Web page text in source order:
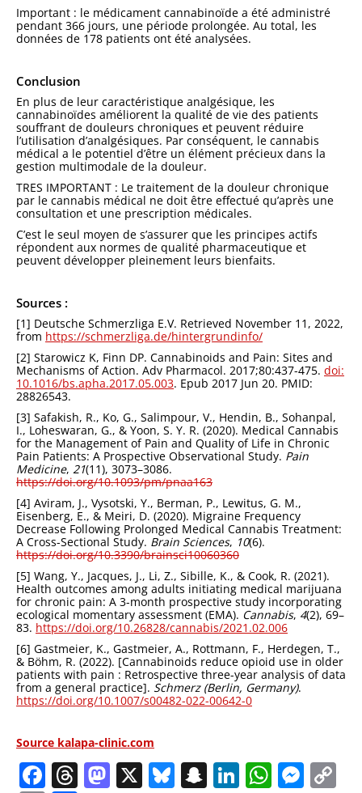
Important : le médicament cannabinoïde a été administré
pendant 366 jours, une période prolongée. Au total, les
données de 178 patients ont été analysées.
Conclusion
En plus de leur caractéristique analgésique, les
cannabinoïdes améliorent la qualité de vie des patients
souffrant de douleurs chroniques et peuvent réduire
l’utilisation d’analgésiques. Par conséquent, le cannabis
médical a le potentiel d’être un élément précieux dans la
gestion multimodale de la douleur.
TRES IMPORTANT : Le traitement de la douleur chronique
par le cannabis médical ne doit être effectué qu’après une
consultation et une prescription médicales.
C’est le seul moyen de s’assurer que les principes actifs
répondent aux normes de qualité pharmaceutique et
peuvent développer pleinement leurs bienfaits.
Sources :
[1] Deutsche Schmerzliga E.V. Retrieved November 11, 2022,
from https://schmerzliga.de/hintergrundinfo/
[2] Starowicz K, Finn DP. Cannabinoids and Pain: Sites and
Mechanisms of Action. Adv Pharmacol. 2017;80:437-475. doi:
10.1016/bs.apha.2017.05.003. Epub 2017 Jun 20. PMID:
28826543.
[3] Safakish, R., Ko, G., Salimpour, V., Hendin, B., Sohanpal,
I., Loheswaran, G., & Yoon, S. Y. R. (2020). Medical Cannabis
for the Management of Pain and Quality of Life in Chronic
Pain Patients: A Prospective Observational Study. Pain
Medicine, 21(11), 3073–3086.
https://doi.org/10.1093/pm/pnaa163
[4] Aviram, J., Vysotski, Y., Berman, P., Lewitus, G. M.,
Eisenberg, E., & Meiri, D. (2020). Migraine Frequency
Decrease Following Prolonged Medical Cannabis Treatment:
A Cross-Sectional Study. Brain Sciences, 10(6).
https://doi.org/10.3390/brainsci10060360
[5] Wang, Y., Jacques, J., Li, Z., Sibille, K., & Cook, R. (2021).
Health outcomes among adults initiating medical marijuana
for chronic pain: A 3-month prospective study incorporating
ecological momentary assessment (EMA). Cannabis, 4(2), 69–
83. https://doi.org/10.26828/cannabis/2021.02.006
[6] Gastmeier, K., Gastmeier, A., Rottmann, F., Herdegen, T.,
& Böhm, R. (2022). [Cannabinoids reduce opioid use in older
patients with pain : Retrospective three-year analysis of data
from a general practice]. Schmerz (Berlin, Germany).
https://doi.org/10.1007/s00482-022-00642-0
Source kalapa-clinic.com
Facebook
Threads
Mastodon
X Bluesky
Snapchat
LinkedIn